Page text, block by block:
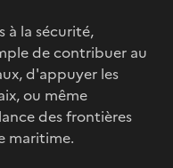
à la sécurité,
de contribuer au
d'appuyer les
ou même
des frontières
maritime.